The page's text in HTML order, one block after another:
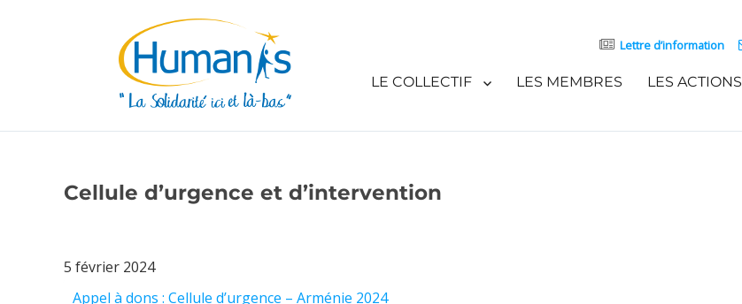
Lettre d’information
LE COLLECTIF LES MEMBRES LES ACTIONS
Cellule d’urgence et d’intervention
5 février 2024
Appel à dons : Cellule d’urgence – Arménie 2024